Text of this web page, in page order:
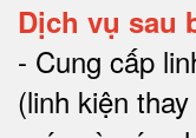
Dịch vụ sau
- Cung cấp
(linh kiện